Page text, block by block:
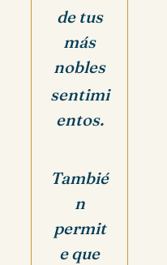
de tus
más
nobles
sentimi
entos.
Tambié
n
permit
e que